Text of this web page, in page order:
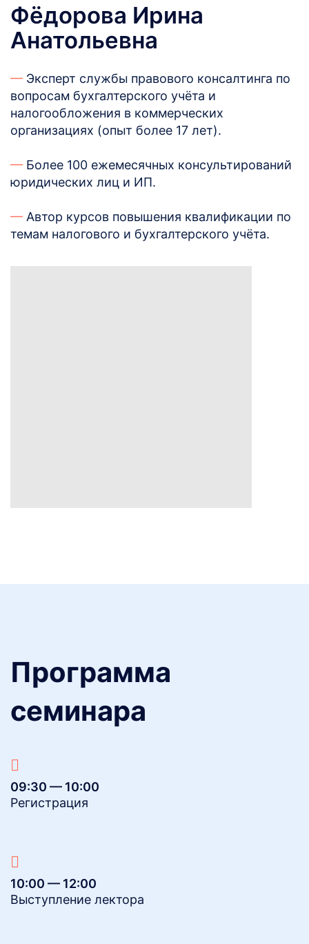
Фёдорова Ирина
Анатольевна
— Эксперт службы правового консалтинга по
вопросам бухгалтерского учёта и
налогообложения в коммерческих
организациях (опыт более 17 лет).
— Более 100 ежемесячных консультирований
юридических лиц и ИП.
— Автор курсов повышения квалификации по
темам налогового и бухгалтерского учёта.
Программа
семинара
09:30 — 10:00
Регистрация
10:00 — 12:00
Выступление лектора